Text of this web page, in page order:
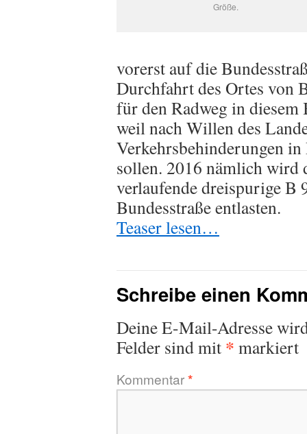
Größe.
vorerst auf die
Durchfahrt des Ortes von
für den Radweg in
weil nach Willen des
Verkehrsbehinderungen
sollen. 2016 nämlich wird
verlaufende dreispurige B
Bundesstraße entlasten.
Teaser lesen…
Schreibe einen
Deine E-Mail-Adresse
Felder sind mit * markiert
Kommentar*